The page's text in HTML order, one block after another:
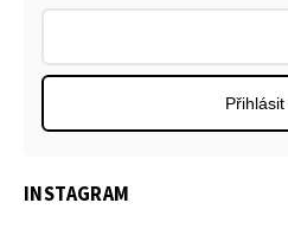
Přihlásit
INSTAGRAM